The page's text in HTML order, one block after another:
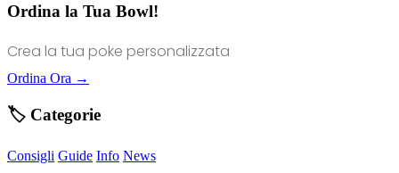
Ordina la Tua Bowl!
Crea la tua poke personalizzata
Ordina Ora →
🏷️ Categorie
Consigli Guide Info News